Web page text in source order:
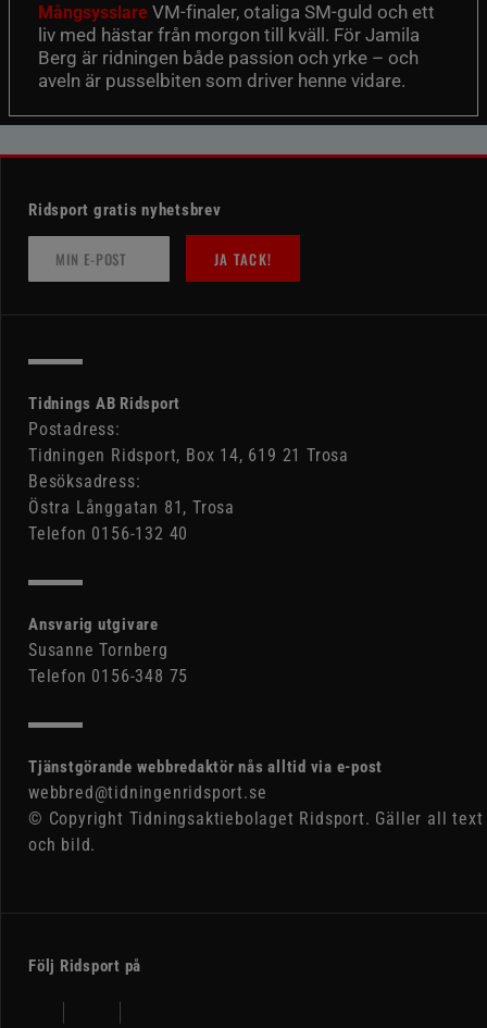
Mångsysslare VM-finaler, otaliga SM-guld och ett
liv med hästar från morgon till kväll. För Jamila
Berg är ridningen både passion och yrke – och
aveln är pusselbiten som driver henne vidare.
Ridsport gratis nyhetsbrev
JA TACK!
Tidnings AB Ridsport
Postadress:
Tidningen Ridsport, Box 14, 619 21 Trosa
Besöksadress:
Östra Långgatan 81, Trosa
Telefon 0156-132 40
Ansvarig utgivare
Susanne Tornberg
Telefon 0156-348 75
Tjänstgörande webbredaktör nås alltid via e-post
webbred@tidningenridsport.se
© Copyright Tidningsaktiebolaget Ridsport. Gäller all text
och bild.
Följ Ridsport på